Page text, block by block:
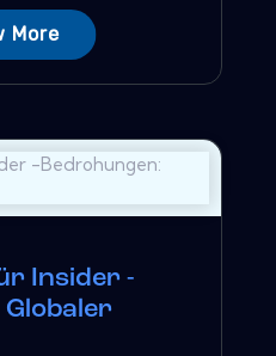
More
Insider -
Globaler